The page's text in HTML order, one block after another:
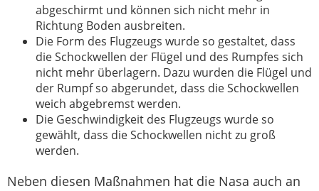
abgeschirmt und können sich nicht mehr in
Richtung Boden ausbreiten.
Die Form des Flugzeugs wurde so gestaltet, dass
die Schockwellen der Flügel und des Rumpfes sich
nicht mehr überlagern. Dazu wurden die Flügel und
der Rumpf so abgerundet, dass die Schockwellen
weich abgebremst werden.
Die Geschwindigkeit des Flugzeugs wurde so
gewählt, dass die Schockwellen nicht zu groß
werden.
Neben diesen Maßnahmen hat die Nasa auch an